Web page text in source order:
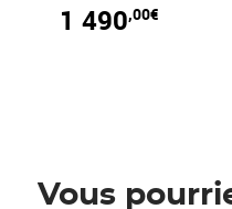
1 490,00€
Vous